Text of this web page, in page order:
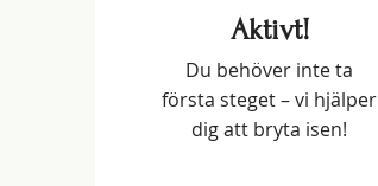
Aktivt!
Du behöver inte ta
första steget – vi hjälper
dig att bryta isen!